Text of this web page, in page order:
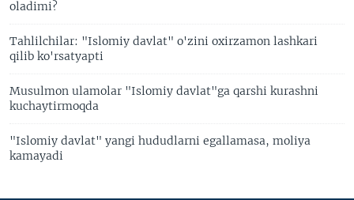
oladimi?
Tahlilchilar: "Islomiy davlat" o'zini oxirzamon lashkari
qilib ko'rsatyapti
Musulmon ulamolar "Islomiy davlat"ga qarshi kurashni
kuchaytirmoqda
"Islomiy davlat" yangi hududlarni egallamasa, moliya
kamayadi